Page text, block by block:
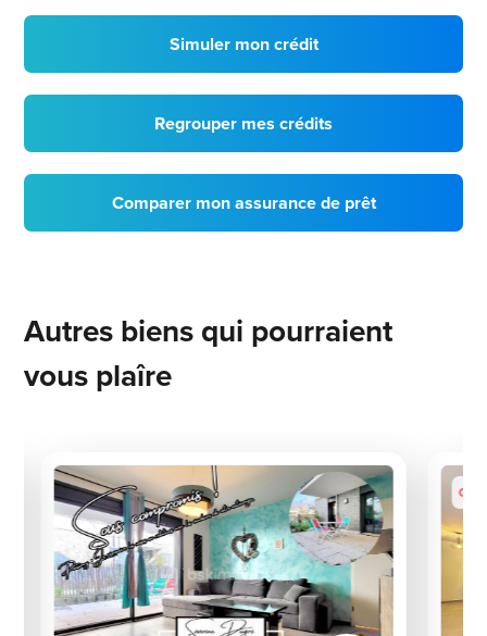
Simuler mon crédit
Regrouper mes crédits
Comparer mon assurance de prêt
Autres biens qui pourraient
vous plaîre